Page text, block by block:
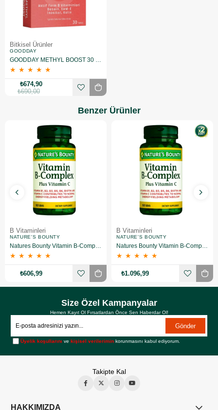
Bitkisel Ürünler
GOODDAY
GOODDAY METHYL BOOST 30 Tablet
★ ★ ★ ★ ★
₺674,90
₺690,00
Benzer Ürünler
B Vitaminleri
NATURE'S BOUNTY
Natures Bounty Vitamin B-Complex Plus Takviye Edici Gıda 60 Tablet
★ ★ ★ ★ ★
₺606,99
B Vitaminleri
NATURE'S BOUNTY
Natures Bounty Vitamin B-Complex Plus Takviye Edici Gıda 60 Tablet 2 Adet
★ ★ ★ ★ ★
₺1.096,99
Size Özel Kampanyalar
Hemen Kayıt Ol Fırsatlardan Önce Sen Haberdar Ol!
Gönder
Üyelik koşullarını vekişisel verilerimin korunmasını kabul ediyorum.
Takipte Kal
HAKKIMIZDA